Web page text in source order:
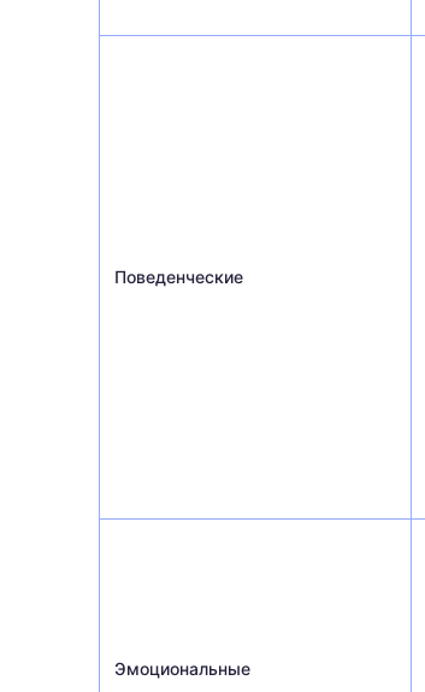
Поведенческие
Эмоциональные